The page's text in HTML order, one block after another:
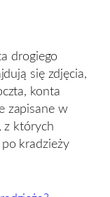
drogiego
się zdjęcia,
konta
zapisane w
z których
kradzieży